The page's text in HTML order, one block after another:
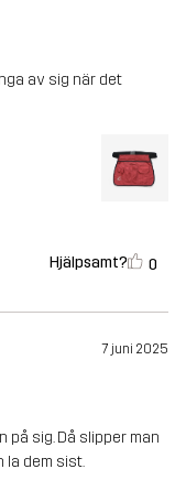
av sig när det
Hjälpsamt? 0
7 juni 2025
sig. Då slipper man
la dem sist.